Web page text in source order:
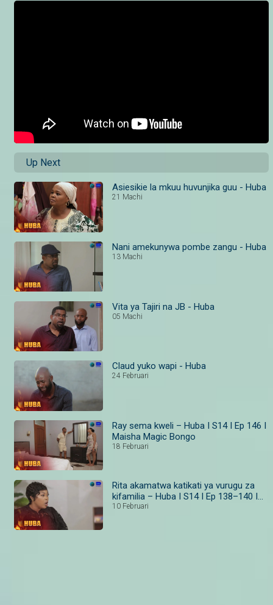
Up Next
Asiesikie la mkuu huvunjika guu - Huba
21 Machi
Nani amekunywa pombe zangu - Huba
13 Machi
Vita ya Tajiri na JB - Huba
05 Machi
Claud yuko wapi - Huba
24 Februari
Ray sema kweli – Huba I S14 I Ep 146 I
Maisha Magic Bongo
18 Februari
Rita akamatwa katikati ya vurugu za
kifamilia – Huba I S14 I Ep 138–140 I
Maisha Magic
10 Februari